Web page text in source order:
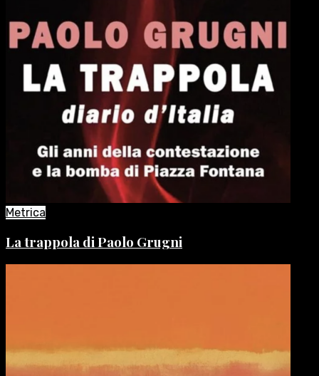
Metrica
La trappola di Paolo Grugni